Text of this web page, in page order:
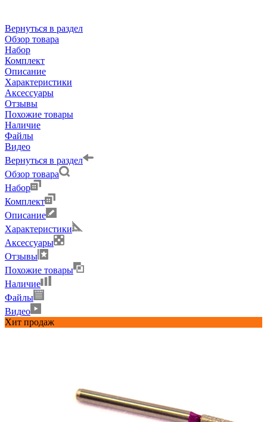
Вернуться в раздел
Обзор товара
Набор
Комплект
Описание
Характеристики
Аксессуары
Отзывы
Похожие товары
Наличие
Файлы
Видео
Вернуться в раздел
Обзор товара
Набор
Комплект
Описание
Характеристики
Аксессуары
Отзывы
Похожие товары
Наличие
Файлы
Видео
Хит продаж